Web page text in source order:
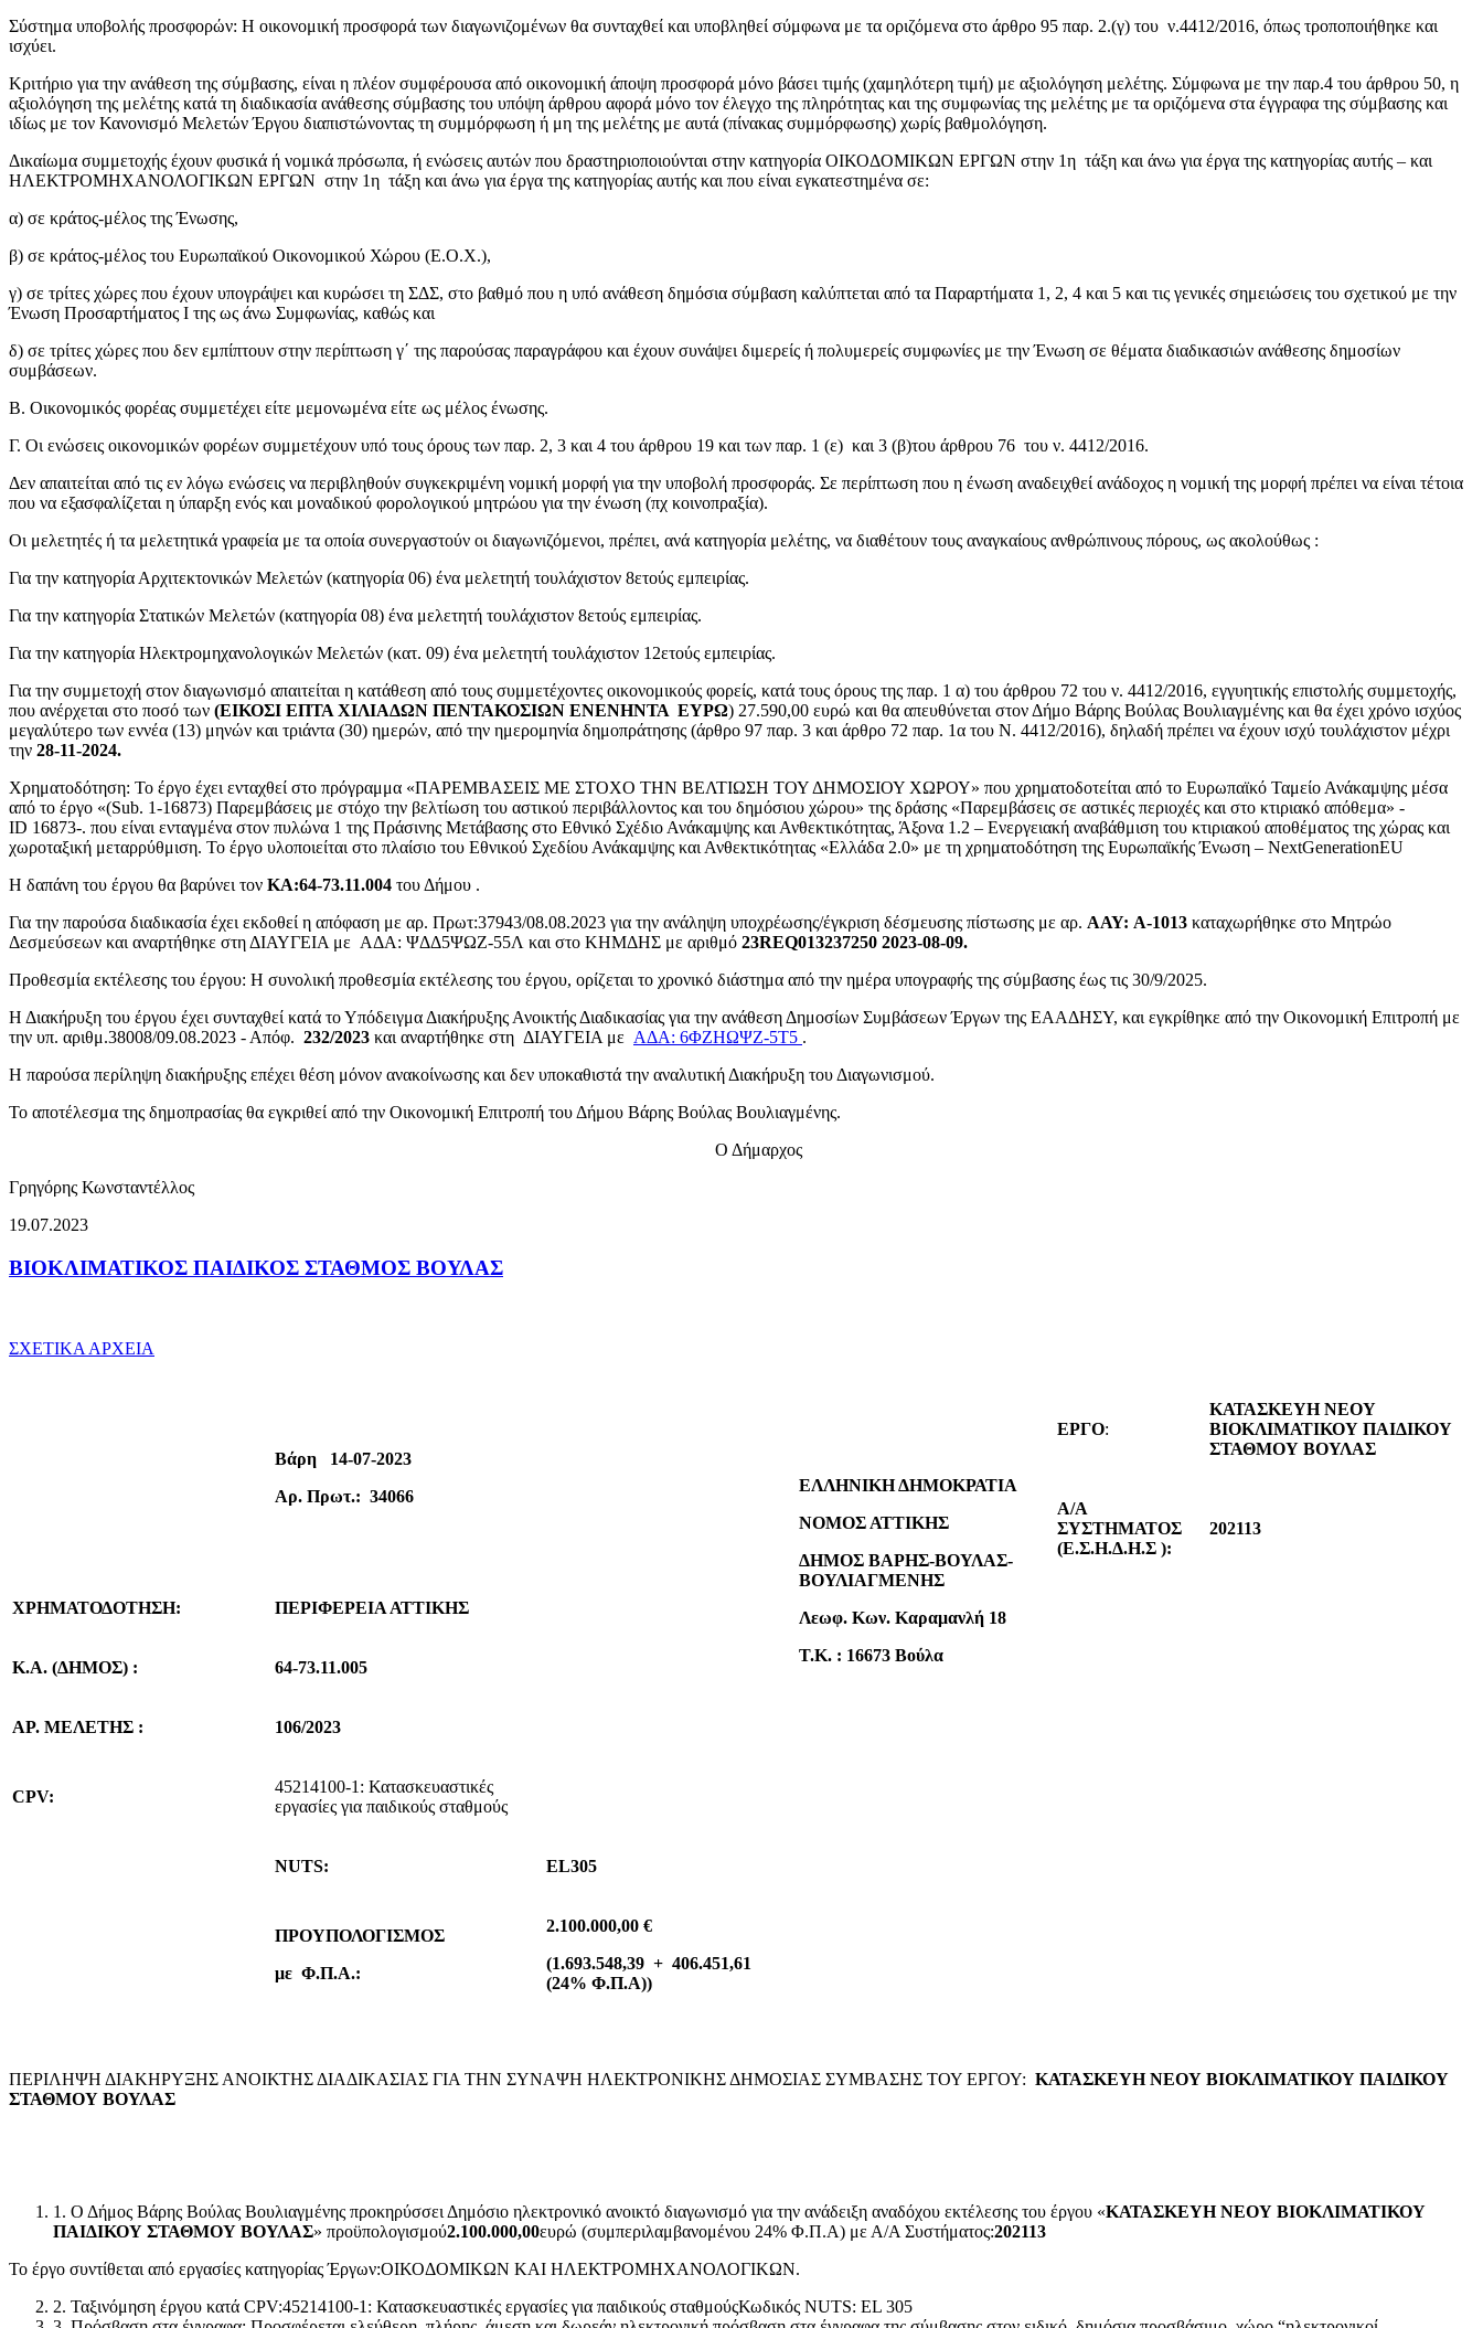
Σύστημα υποβολής προσφορών: Η οικονομική προσφορά των διαγωνιζομένων θα συνταχθεί και υποβληθεί σύμφωνα με τα οριζόμενα στο άρθρο 95 παρ. 2.(γ) του ν.4412/2016, όπως τροποποιήθηκε και
ισχύει.
Κριτήριο για την ανάθεση της σύμβασης, είναι η πλέον συμφέρουσα από οικονομική άποψη προσφορά μόνο βάσει τιμής (χαμηλότερη τιμή) με αξιολόγηση μελέτης. Σύμφωνα με την παρ.4 του άρθρου 50, η
αξιολόγηση της μελέτης κατά τη διαδικασία ανάθεσης σύμβασης του υπόψη άρθρου αφορά μόνο τον έλεγχο της πληρότητας και της συμφωνίας της μελέτης με τα οριζόμενα στα έγγραφα της σύμβασης και
ιδίως με τον Κανονισμό Μελετών Έργου διαπιστώνοντας τη συμμόρφωση ή μη της μελέτης με αυτά (πίνακας συμμόρφωσης) χωρίς βαθμολόγηση.
Δικαίωμα συμμετοχής έχουν φυσικά ή νομικά πρόσωπα, ή ενώσεις αυτών που δραστηριοποιούνται στην κατηγορία ΟΙΚΟΔΟΜΙΚΩΝ ΕΡΓΩΝ στην 1η τάξη και άνω για έργα της κατηγορίας αυτής – και
ΗΛΕΚΤΡΟΜΗΧΑΝΟΛΟΓΙΚΩΝ ΕΡΓΩΝ στην 1η τάξη και άνω για έργα της κατηγορίας αυτής και που είναι εγκατεστημένα σε:
α) σε κράτος-μέλος της Ένωσης,
β) σε κράτος-μέλος του Ευρωπαϊκού Οικονομικού Χώρου (Ε.Ο.Χ.),
γ) σε τρίτες χώρες που έχουν υπογράψει και κυρώσει τη ΣΔΣ, στο βαθμό που η υπό ανάθεση δημόσια σύμβαση καλύπτεται από τα Παραρτήματα 1, 2, 4 και 5 και τις γενικές σημειώσεις του σχετικού με την
Ένωση Προσαρτήματος I της ως άνω Συμφωνίας, καθώς και
δ) σε τρίτες χώρες που δεν εμπίπτουν στην περίπτωση γ΄ της παρούσας παραγράφου και έχουν συνάψει διμερείς ή πολυμερείς συμφωνίες με την Ένωση σε θέματα διαδικασιών ανάθεσης δημοσίων
συμβάσεων.
Β. Οικονομικός φορέας συμμετέχει είτε μεμονωμένα είτε ως μέλος ένωσης.
Γ. Οι ενώσεις οικονομικών φορέων συμμετέχουν υπό τους όρους των παρ. 2, 3 και 4 του άρθρου 19 και των παρ. 1 (ε) και 3 (β)του άρθρου 76 του ν. 4412/2016.
Δεν απαιτείται από τις εν λόγω ενώσεις να περιβληθούν συγκεκριμένη νομική μορφή για την υποβολή προσφοράς. Σε περίπτωση που η ένωση αναδειχθεί ανάδοχος η νομική της μορφή πρέπει να είναι τέτοια
που να εξασφαλίζεται η ύπαρξη ενός και μοναδικού φορολογικού μητρώου για την ένωση (πχ κοινοπραξία).
Οι μελετητές ή τα μελετητικά γραφεία με τα οποία συνεργαστούν οι διαγωνιζόμενοι, πρέπει, ανά κατηγορία μελέτης, να διαθέτουν τους αναγκαίους ανθρώπινους πόρους, ως ακολούθως :
Για την κατηγορία Αρχιτεκτονικών Μελετών (κατηγορία 06) ένα μελετητή τουλάχιστον 8ετούς εμπειρίας.
Για την κατηγορία Στατικών Μελετών (κατηγορία 08) ένα μελετητή τουλάχιστον 8ετούς εμπειρίας.
Για την κατηγορία Ηλεκτρομηχανολογικών Μελετών (κατ. 09) ένα μελετητή τουλάχιστον 12ετούς εμπειρίας.
Για την συμμετοχή στον διαγωνισμό απαιτείται η κατάθεση από τους συμμετέχοντες οικονομικούς φορείς, κατά τους όρους της παρ. 1 α) του άρθρου 72 του ν. 4412/2016, εγγυητικής επιστολής συμμετοχής,
που ανέρχεται στο ποσό των (ΕΙΚΟΣΙ ΕΠΤΑ ΧΙΛΙΑΔΩΝ ΠΕΝΤΑΚΟΣΙΩΝ ΕΝΕΝΗΝΤΑ ΕΥΡΩ) 27.590,00 ευρώ και θα απευθύνεται στον Δήμο Βάρης Βούλας Βουλιαγμένης και θα έχει χρόνο ισχύος
μεγαλύτερο των εννέα (13) μηνών και τριάντα (30) ημερών, από την ημερομηνία δημοπράτησης (άρθρο 97 παρ. 3 και άρθρο 72 παρ. 1α του Ν. 4412/2016), δηλαδή πρέπει να έχουν ισχύ τουλάχιστον μέχρι
την 28-11-2024.
Χρηματοδότηση: Το έργο έχει ενταχθεί στο πρόγραμμα «ΠΑΡΕΜΒΑΣΕΙΣ ΜΕ ΣΤΟΧΟ ΤΗΝ ΒΕΛΤΙΩΣΗ ΤΟΥ ΔΗΜΟΣΙΟΥ ΧΩΡΟΥ» που χρηματοδοτείται από το Ευρωπαϊκό Ταμείο Ανάκαμψης μέσα
από το έργο «(Sub. 1-16873) Παρεμβάσεις με στόχο την βελτίωση του αστικού περιβάλλοντος και του δημόσιου χώρου» της δράσης «Παρεμβάσεις σε αστικές περιοχές και στο κτιριακό απόθεμα» -
ID 16873-. που είναι ενταγμένα στον πυλώνα 1 της Πράσινης Μετάβασης στο Εθνικό Σχέδιο Ανάκαμψης και Ανθεκτικότητας, Άξονα 1.2 – Ενεργειακή αναβάθμιση του κτιριακού αποθέματος της χώρας και
χωροταξική μεταρρύθμιση. Το έργο υλοποιείται στο πλαίσιο του Εθνικού Σχεδίου Ανάκαμψης και Ανθεκτικότητας «Ελλάδα 2.0» με τη χρηματοδότηση της Ευρωπαϊκής Ένωση – NextGenerationEU
Η δαπάνη του έργου θα βαρύνει τον ΚΑ:64-73.11.004 του Δήμου .
Για την παρούσα διαδικασία έχει εκδοθεί η απόφαση με αρ. Πρωτ:37943/08.08.2023 για την ανάληψη υποχρέωσης/έγκριση δέσμευσης πίστωσης με αρ. ΑΑΥ: A-1013 καταχωρήθηκε στο Μητρώο
Δεσμεύσεων και αναρτήθηκε στη ΔΙΑΥΓΕΙΑ με ΑΔΑ: ΨΔΔ5ΨΩΖ-55Λ και στο ΚΗΜΔΗΣ με αριθμό 23REQ013237250 2023-08-09.
Προθεσμία εκτέλεσης του έργου: Η συνολική προθεσμία εκτέλεσης του έργου, ορίζεται το χρονικό διάστημα από την ημέρα υπογραφής της σύμβασης έως τις 30/9/2025.
Η Διακήρυξη του έργου έχει συνταχθεί κατά το Υπόδειγμα Διακήρυξης Ανοικτής Διαδικασίας για την ανάθεση Δημοσίων Συμβάσεων Έργων της ΕΑΑΔΗΣΥ, και εγκρίθηκε από την Οικονομική Επιτροπή με
την υπ. αριθμ.38008/09.08.2023 - Απόφ. 232/2023 και αναρτήθηκε στη ΔΙΑΥΓΕΙΑ με ΑΔΑ: 6ΦΖΗΩΨΖ-5Τ5 .
Η παρούσα περίληψη διακήρυξης επέχει θέση μόνον ανακοίνωσης και δεν υποκαθιστά την αναλυτική Διακήρυξη του Διαγωνισμού.
Το αποτέλεσμα της δημοπρασίας θα εγκριθεί από την Οικονομική Επιτροπή του Δήμου Βάρης Βούλας Βουλιαγμένης.
Ο Δήμαρχος
Γρηγόρης Κωνσταντέλλος
19.07.2023
ΒΙΟΚΛΙΜΑΤΙΚΟΣ ΠΑΙΔΙΚΟΣ ΣΤΑΘΜΟΣ ΒΟΥΛΑΣ
ΣΧΕΤΙΚΑ ΑΡΧΕΙΑ
Βάρη 14-07-2023
Αρ. Πρωτ.: 34066
ΕΛΛΗΝΙΚΗ ΔΗΜOΚΡΑΤΙΑ
ΝΟΜΟΣ ΑΤΤΙΚΗΣ
ΔΗΜΟΣ ΒΑΡΗΣ-ΒΟΥΛΑΣ-
ΒΟΥΛΙΑΓΜΕΝΗΣ
Λεωφ. Κων. Καραμανλή 18
Τ.Κ. : 16673 Βούλα
ΕΡΓΟ:
ΚΑΤΑΣΚΕΥΗ ΝΕΟΥ
ΒΙΟΚΛΙΜΑΤΙΚΟΥ ΠΑΙΔΙΚΟΥ
ΣΤΑΘΜΟΥ ΒΟΥΛΑΣ
A/A
ΣΥΣΤΗΜΑΤΟΣ
(Ε.Σ.Η.Δ.Η.Σ ):
202113
ΧΡΗΜΑΤΟΔΟΤΗΣΗ: ΠΕΡΙΦΕΡΕΙΑ ΑΤΤΙΚΗΣ
Κ.Α. (ΔΗΜΟΣ) : 64-73.11.005
ΑΡ. ΜΕΛΕΤΗΣ : 106/2023
CPV:
45214100-1: Κατασκευαστικές
εργασίες για παιδικούς σταθμούς
NUTS: EL305
ΠΡΟΥΠΟΛΟΓΙΣΜΟΣ
με Φ.Π.Α.:
2.100.000,00 €
(1.693.548,39 + 406.451,61
(24% Φ.Π.Α))
ΠΕΡΙΛΗΨΗ ΔΙΑΚΗΡΥΞΗΣ ΑΝΟΙΚΤΗΣ ΔΙΑΔΙΚΑΣΙΑΣ ΓΙΑ ΤΗΝ ΣΥΝΑΨΗ ΗΛΕΚΤΡΟΝΙΚΗΣ ΔΗΜΟΣΙΑΣ ΣΥΜΒΑΣΗΣ ΤΟΥ ΕΡΓΟΥ: ΚΑΤΑΣΚΕΥΗ ΝΕΟΥ ΒΙΟΚΛΙΜΑΤΙΚΟΥ ΠΑΙΔΙΚΟΥ
ΣΤΑΘΜΟΥ ΒΟΥΛΑΣ
1. Ο Δήμος Βάρης Βούλας Βουλιαγμένης προκηρύσσει Δημόσιο ηλεκτρονικό ανοικτό διαγωνισμό για την ανάδειξη αναδόχου εκτέλεσης του έργου «ΚΑΤΑΣΚΕΥΗ ΝΕΟΥ ΒΙΟΚΛΙΜΑΤΙΚΟΥ
ΠΑΙΔΙΚΟΥ ΣΤΑΘΜΟΥ ΒΟΥΛΑΣ» προϋπολογισμού2.100.000,00ευρώ (συμπεριλαμβανομένου 24% Φ.Π.Α) με Α/Α Συστήματος:202113
Το έργο συντίθεται από εργασίες κατηγορίας Έργων:ΟΙΚΟΔΟΜΙΚΩΝ ΚΑΙ ΗΛΕΚΤΡΟΜΗΧΑΝΟΛΟΓΙΚΩΝ.
2. Ταξινόμηση έργου κατά CPV:45214100-1: Κατασκευαστικές εργασίες για παιδικούς σταθμούςΚωδικός NUTS: EL 305